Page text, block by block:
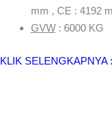
mm , CE : 4192
GVW: 6000 KG
KLIK